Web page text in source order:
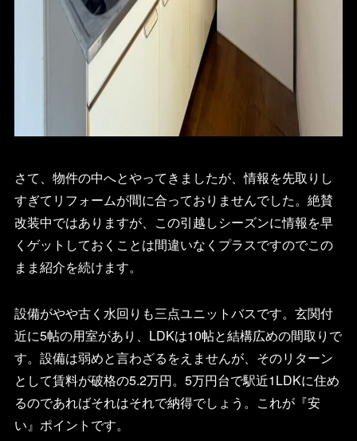
さて、物件の中へとやってきましたが、情報を先取りし
すぎてリフォームが間に合っておりませんでした。絶賛
改装中ではありますが、この引越しシーズンに情報を早
くゲットしておくことは間違いなくプラスですのでこの
まま紹介を続けます。
設備がやや古く水回りも三点ユニットバスです。玄関付
近に5帖の用室があり、LDKは10帖と結構広めの間取りで
す。設備は弱めと言わざるをえませんが、そのリターン
として賃料が破格の5.2万円。5万円台で駅近1LDKに住め
るのであればそれはそれで納得でしょう。これが『安
い』ポイントです。